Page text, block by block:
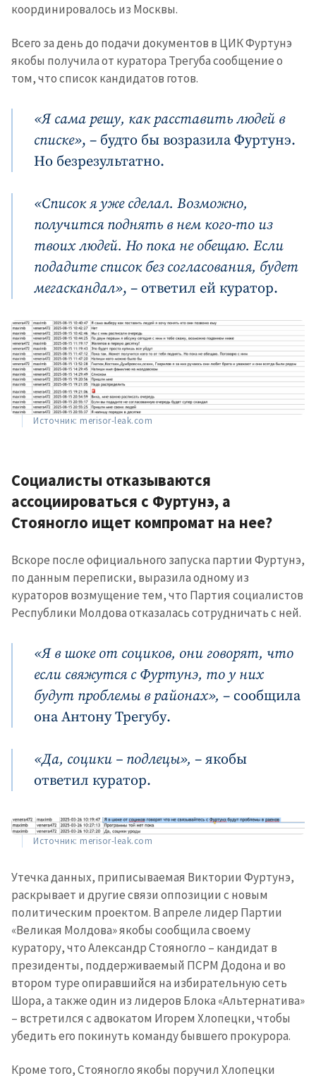
координировалось из Москвы.
Всего за день до подачи документов в ЦИК Фуртунэ
якобы получила от куратора Трегуба сообщение о
том, что список кандидатов готов.
«Я сама решу, как расставить людей в
списке», – будто бы возразила Фуртунэ.
Но безрезультатно.
«Список я уже сделал. Возможно,
получится поднять в нем кого-то из
твоих людей. Но пока не обещаю. Если
подадите список без согласования, будет
мегаскандал», – ответил ей куратор.
Источник: merisor-leak.com
Социалисты отказываются
ассоциироваться с Фуртунэ, а
Стояногло ищет компромат на нее?
Вскоре после официального запуска партии Фуртунэ,
по данным переписки, выразила одному из
кураторов возмущение тем, что Партия социалистов
Республики Молдова отказалась сотрудничать с ней.
«Я в шоке от социков, они говорят, что
если свяжутся с Фуртунэ, то у них
будут проблемы в районах», – сообщила
она Антону Трегубу.
«Да, социки – подлецы», – якобы
ответил куратор.
Источник: merisor-leak.com
Утечка данных, приписываемая Виктории Фуртунэ,
раскрывает и другие связи оппозиции с новым
политическим проектом. В апреле лидер Партии
«Великая Молдова» якобы сообщила своему
куратору, что Александр Стояногло – кандидат в
президенты, поддерживаемый ПСРМ Додона и во
втором туре опиравшийся на избирательную сеть
Шора, а также один из лидеров Блока «Альтернатива»
– встретился с адвокатом Игорем Хлопецки, чтобы
убедить его покинуть команду бывшего прокурора.
Кроме того, Стояногло якобы поручил Хлопецки
МОЯ НОВОСТЬ
Заголовок новости
+ Добавить
заголовок
Фотография
+ Загрузить
изображение
Ссылка на медиа
+ Добавить ссылку на
медиа
Текст новости
+ Добавить текст